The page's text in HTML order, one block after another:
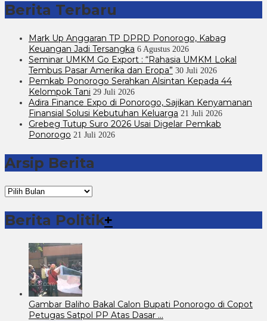
Berita Terbaru
Mark Up Anggaran TP DPRD Ponorogo, Kabag
Keuangan Jadi Tersangka 6 Agustus 2026
Seminar UMKM Go Export : “Rahasia UMKM Lokal
Tembus Pasar Amerika dan Eropa” 30 Juli 2026
Pemkab Ponorogo Serahkan Alsintan Kepada 44
Kelompok Tani 29 Juli 2026
Adira Finance Expo di Ponorogo, Sajikan Kenyamanan
Finansial Solusi Kebutuhan Keluarga 21 Juli 2026
Grebeg Tutup Suro 2026 Usai Digelar Pemkab
Ponorogo 21 Juli 2026
Arsip Berita
Arsip
Berita
Berita Politik+
Gambar Baliho Bakal Calon Bupati Ponorogo di Copot
Petugas Satpol PP Atas Dasar …